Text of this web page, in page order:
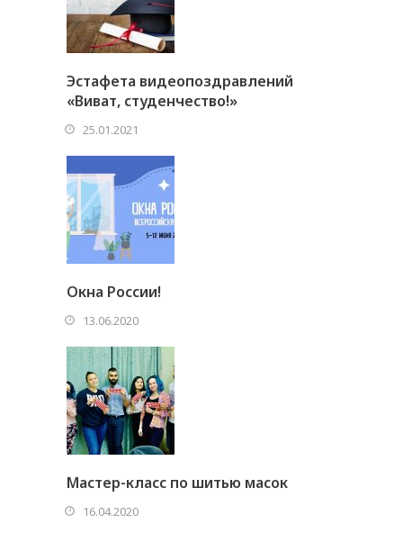
Эстафета видеопоздравлений
«Виват, студенчество!»
25.01.2021
Окна России!
13.06.2020
Мастер-класс по шитью масок
16.04.2020